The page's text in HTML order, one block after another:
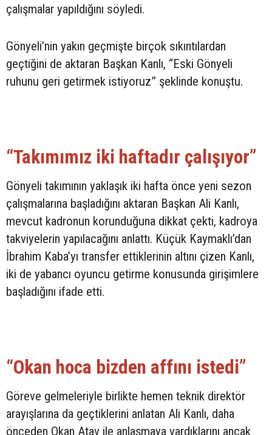
çalışmalar yapıldığını söyledi.
Gönyeli’nin yakın geçmişte birçok sıkıntılardan
geçtiğini de aktaran Başkan Kanlı, “Eski Gönyeli
ruhunu geri getirmek istiyoruz” şeklinde konuştu.
“Takımımız iki haftadır çalışıyor”
Gönyeli takımının yaklaşık iki hafta önce yeni sezon
çalışmalarına başladığını aktaran Başkan Ali Kanlı,
mevcut kadronun korunduğuna dikkat çekti, kadroya
takviyelerin yapılacağını anlattı. Küçük Kaymaklı’dan
İbrahim Kaba’yı transfer ettiklerinin altını çizen Kanlı,
iki de yabancı oyuncu getirme konusunda girişimlere
başladığını ifade etti.
“Okan hoca bizden affını istedi”
Göreve gelmeleriyle birlikte hemen teknik direktör
arayışlarına da geçtiklerini anlatan Ali Kanlı, daha
önceden Okan Atav ile anlaşmaya vardıklarını ancak